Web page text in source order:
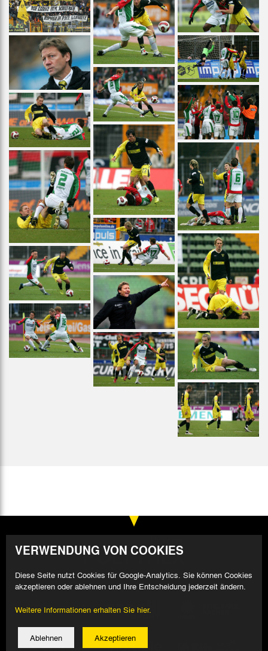
VERWENDUNG VON COOKIES
Diese Seite nutzt Cookies für Google-Analytics. Sie können Cookies
akzeptieren oder ablehnen und Ihre Entscheidung jederzeit ändern.
Weitere Informationen erhalten Sie hier.
Ablehnen Akzeptieren